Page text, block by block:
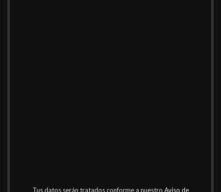
Tus datos serán tratados conforme a nuestro Aviso de